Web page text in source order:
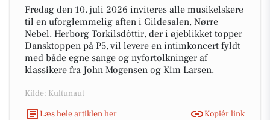
Fredag den 10. juli 2026 inviteres alle musikelskere
til en uforglemmelig aften i Gildesalen, Nørre
Nebel. Herborg Torkilsdóttir, der i øjeblikket topper
Dansktoppen på P5, vil levere en intimkoncert fyldt
med både egne sange og nyfortolkninger af
klassikere fra John Mogensen og Kim Larsen.
Kilde: Kultunaut
Læs hele artiklen her
Kopiér link